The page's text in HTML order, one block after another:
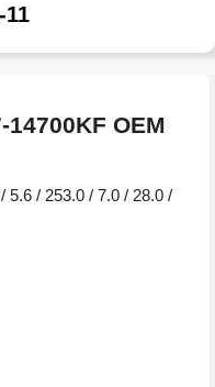
11
OEM
5.6 / 253.0 / 7.0 / 28.0 /